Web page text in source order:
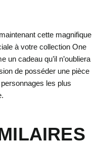
cette magnifique
à votre collection One
un cadeau qu’il n’oubliera
de posséder une pièce
les plus